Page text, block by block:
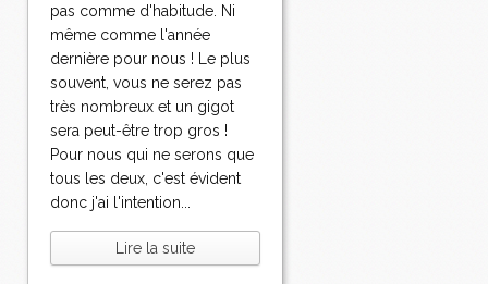
pas comme d'habitude. Ni
même comme l'année
dernière pour nous ! Le plus
souvent, vous ne serez pas
très nombreux et un gigot
sera peut-être trop gros !
Pour nous qui ne serons que
tous les deux, c'est évident
donc j'ai l'intention...
Lire la suite